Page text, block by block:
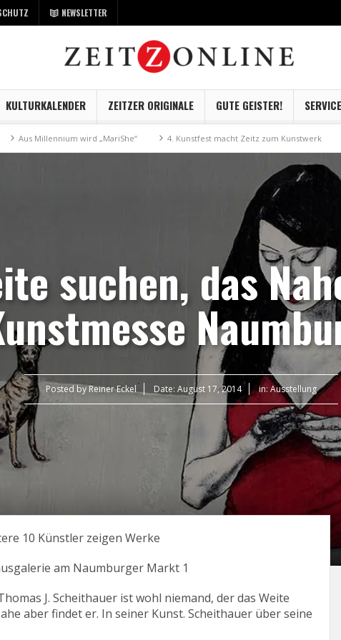
NEWSLETTER
KULTURKALENDER ZEITZER ORIGINALE GUTE GEISTER! SERVICE
wird „MariShe“ 4. Kunstfest macht Zeitz zum Kunstwerk Museum
suchen, das
Posted byReiner Eckel Date: August 17, 2014 in: Ausstellung
10 Künstler zeigen Werke
am Naumburger Markt 1
J. Scheithauer ist wohl niemand, der das Weite
aber findet er. In seiner Kunst. Scheithauer über seine